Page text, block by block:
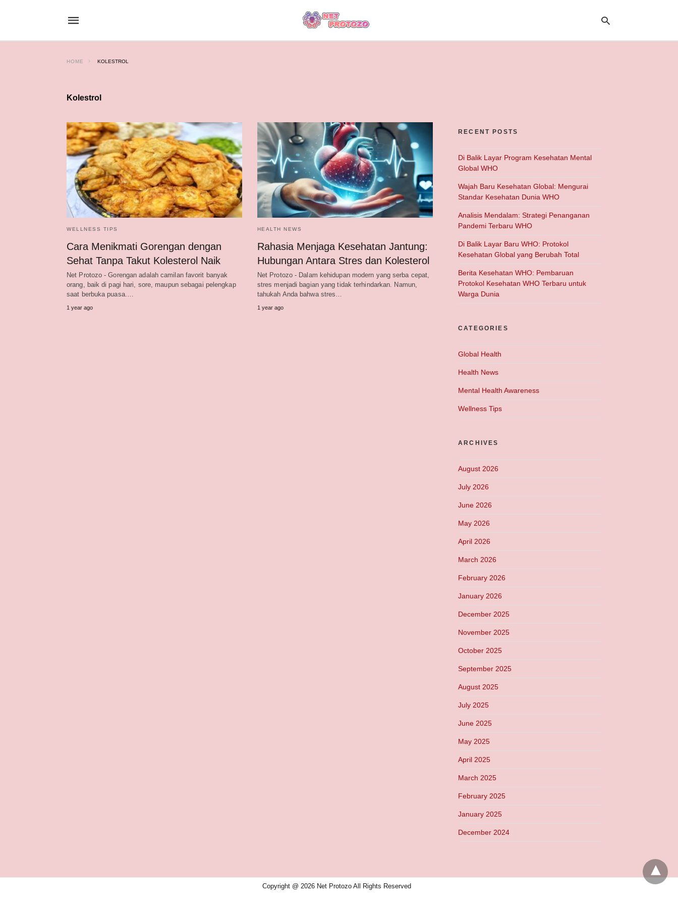
HOME KOLESTROL
Kolestrol
WELLNESS TIPS
Cara Menikmati Gorengan dengan
Sehat Tanpa Takut Kolesterol Naik
Net Protozo - Gorengan adalah camilan favorit banyak
orang, baik di pagi hari, sore, maupun sebagai pelengkap
saat berbuka puasa.…
1 year ago
HEALTH NEWS
Rahasia Menjaga Kesehatan Jantung:
Hubungan Antara Stres dan Kolesterol
Net Protozo - Dalam kehidupan modern yang serba cepat,
stres menjadi bagian yang tidak terhindarkan. Namun,
tahukah Anda bahwa stres…
1 year ago
RECENT POSTS
Di Balik Layar Program Kesehatan Mental
Global WHO
Wajah Baru Kesehatan Global: Mengurai
Standar Kesehatan Dunia WHO
Analisis Mendalam: Strategi Penanganan
Pandemi Terbaru WHO
Di Balik Layar Baru WHO: Protokol
Kesehatan Global yang Berubah Total
Berita Kesehatan WHO: Pembaruan
Protokol Kesehatan WHO Terbaru untuk
Warga Dunia
CATEGORIES
Global Health
Health News
Mental Health Awareness
Wellness Tips
ARCHIVES
August 2026
July 2026
June 2026
May 2026
April 2026
March 2026
February 2026
January 2026
December 2025
November 2025
October 2025
September 2025
August 2025
July 2025
June 2025
May 2025
April 2025
March 2025
February 2025
January 2025
December 2024
Copyright @ 2026 Net Protozo All Rights Reserved